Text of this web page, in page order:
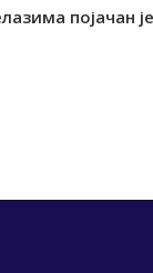
појачан